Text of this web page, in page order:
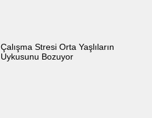
Çalışma Stresi Orta Yaşlıların
Uykusunu Bozuyor